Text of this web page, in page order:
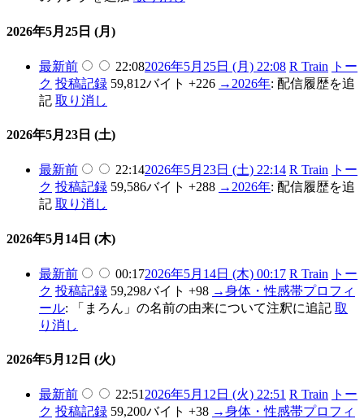
2026年5月25日 (月)
最新前 22:082026年5月25日 (月) 22:08 R Train
トー
ク 投稿記録 59,812バイト +226 → 2026年: 配信履歴を追
記 取り消し
2026年5月23日 (土)
最新前 22:142026年5月23日 (土) 22:14 R Train トー
ク 投稿記録 59,586バイト +288 →2026年: 配信履歴を追
記 取り消し
2026年5月14日 (木)
最新前 00:172026年5月14日 (木) 00:17 R Train
トー
ク 投稿記録 59,298バイト +98 →身体・性感帯プロフィ
ール: 「まろん」の名前の由来について注釈に追記 取
り消し
2026年5月12日 (火)
最新前 22:512026年5月12日 (火) 22:51 R Train
トー
ク 投稿記録 59,200バイト +38 →身体・性感帯プロフィ